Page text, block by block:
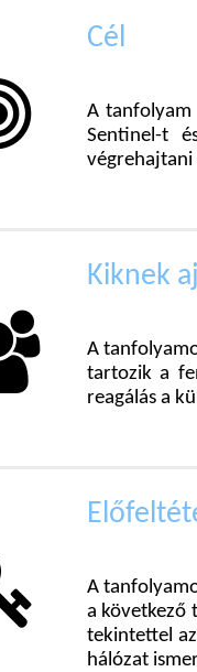
Cél
A
Sentinel-t
végrehajtani
Kiknek
A
tartozik a
reagálás a
A
a következő
tekintettel
hálózat